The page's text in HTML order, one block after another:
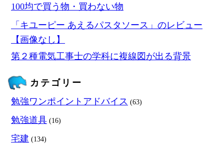
100均で買う物・買わない物
「キユーピー あえるパスタソース」のレビュー
【画像なし】
第２種電気工事士の学科に複線図が出る背景
カテゴリー
勉強ワンポイントアドバイス (63)
勉強道具 (16)
宅建 (134)